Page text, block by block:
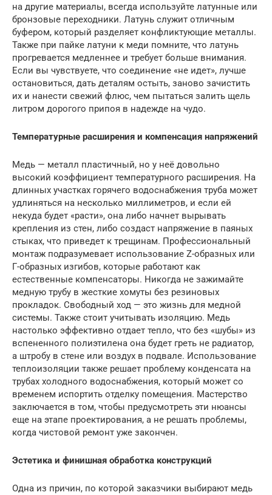
на другие материалы, всегда используйте латунные или
бронзовые переходники. Латунь служит отличным
буфером, который разделяет конфликтующие металлы.
Также при пайке латуни к меди помните, что латунь
прогревается медленнее и требует больше внимания.
Если вы чувствуете, что соединение «не идет», лучше
остановиться, дать деталям остыть, заново зачистить
их и нанести свежий флюс, чем пытаться залить щель
литром дорогого припоя в надежде на чудо.
Температурные расширения и компенсация напряжений
Медь — металл пластичный, но у неё довольно
высокий коэффициент температурного расширения. На
длинных участках горячего водоснабжения труба может
удлиняться на несколько миллиметров, и если ей
некуда будет «расти», она либо начнет вырывать
крепления из стен, либо создаст напряжение в паяных
стыках, что приведет к трещинам. Профессиональный
монтаж подразумевает использование Z-образных или
Г-образных изгибов, которые работают как
естественные компенсаторы. Никогда не зажимайте
медную трубу в жесткие хомуты без резиновых
прокладок. Свободный ход — это жизнь для медной
системы. Также стоит учитывать изоляцию. Медь
настолько эффективно отдает тепло, что без «шубы» из
вспененного полиэтилена она будет греть не радиатор,
а штробу в стене или воздух в подвале. Использование
теплоизоляции также решает проблему конденсата на
трубах холодного водоснабжения, который может со
временем испортить отделку помещения. Мастерство
заключается в том, чтобы предусмотреть эти нюансы
еще на этапе проектирования, а не решать проблемы,
когда чистовой ремонт уже закончен.
Эстетика и финишная обработка конструкций
Одна из причин, по которой заказчики выбирают медь